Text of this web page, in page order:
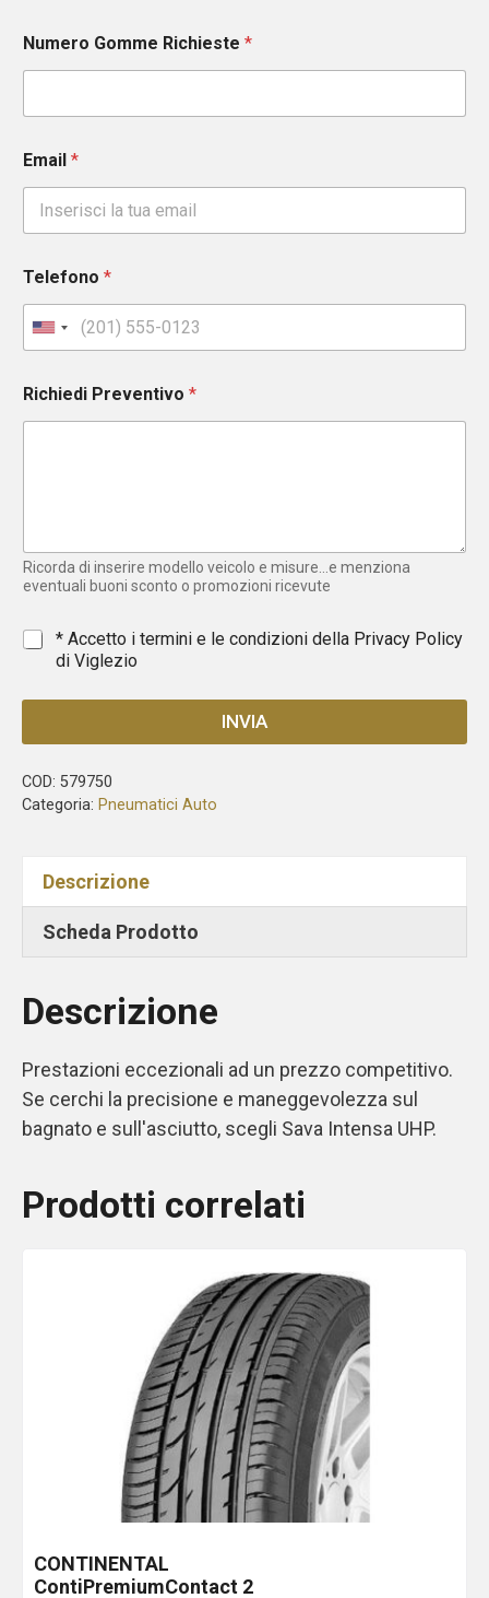
Numero Gomme Richieste *
Email *
Telefono *
U
n
t
e
e
s
Richiedi Preventivo *
Ricorda di inserire modello veicolo e misure...e menziona
eventuali buoni sconto o promozioni ricevute
* * Accetto i termini e le condizioni della Privacy Policy
di Viglezio
INVIA
COD: 579750
Categoria: Pneumatici Auto
Descrizione
Scheda Prodotto
Descrizione
Prestazioni eccezionali ad un prezzo competitivo.
Se cerchi la precisione e maneggevolezza sul
bagnato e sull'asciutto, scegli Sava Intensa UHP.
Prodotti correlati
CONTINENTAL
ContiPremiumContact 2